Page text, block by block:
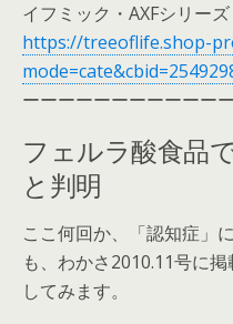
イフミック・AXFシリーズ
https://treeoflife.shop-
ーーーーーーーーーーー
フェルラ酸食品
と判明
ここ何回か、「認知症」
も、わかさ2010.11号に
してみます。